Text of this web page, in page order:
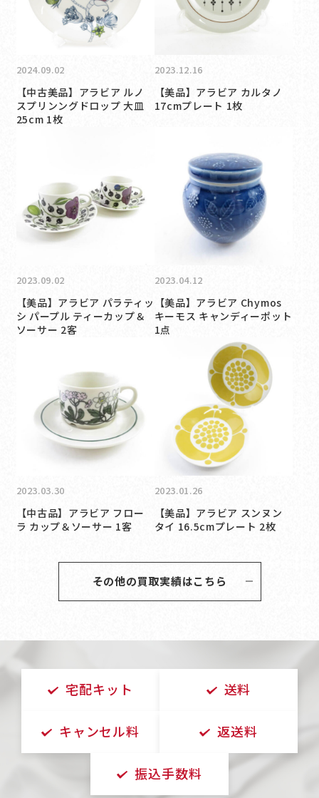
2024.09.02
【中古美品】アラビア ルノ
スプリンングドロップ 大皿
25cm 1枚
2023.12.16
【美品】アラビア カルタノ
17cmプレート 1枚
2023.09.02
【美品】アラビア パラティッ
シ パープル ティーカップ＆
ソーサー 2客
2023.04.12
【美品】アラビア Chymos
キーモス キャンディーポット
1点
2023.03.30
【中古品】アラビア フロー
ラ カップ＆ソーサー 1客
2023.01.26
【美品】アラビア スンヌン
タイ 16.5cmプレート 2枚
その他の買取実績はこちら
宅配キット 送料
キャンセル料 返送料
振込手数料